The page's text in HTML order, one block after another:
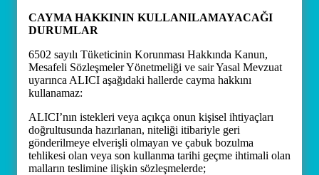
CAYMA HAKKININ KULLANILAMAYACAĞI
DURUMLAR
6502 sayılı Tüketicinin Korunması Hakkında Kanun,
Mesafeli Sözleşmeler Yönetmeliği ve sair Yasal Mevzuat
uyarınca ALICI aşağıdaki hallerde cayma hakkını
kullanamaz:
ALICI’nın istekleri veya açıkça onun kişisel ihtiyaçları
doğrultusunda hazırlanan, niteliği itibariyle geri
gönderilmeye elverişli olmayan ve çabuk bozulma
tehlikesi olan veya son kullanma tarihi geçme ihtimali olan
malların teslimine ilişkin sözleşmelerde;